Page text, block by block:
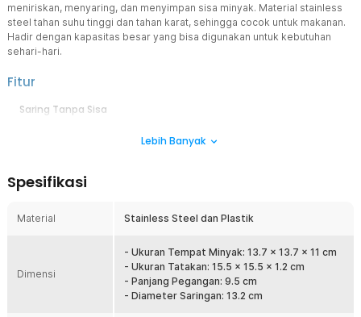
meniriskan, menyaring, dan menyimpan sisa minyak. Material stainless
steel tahan suhu tinggi dan tahan karat, sehingga cocok untuk makanan.
Hadir dengan kapasitas besar yang bisa digunakan untuk kebutuhan
sehari-hari.
Fitur
Saring Tanpa Sisa
minyak ini menggunakan mesh yang mampu membersihkan sisa
Simpan Minyak untuk Sehari-hari
untuk menyimpan sisa minyak setelah menggoreng aneka
makanan setelah digoreng.
Stainless Steel Anti Karat dan Higienis
Terbuat dari stainless steel, saringan minyak ini tidak mudah
berkarat meski digunakan untuk menyimpan berbagai jenis
Lebih Banyak
Spesifikasi
Material Stainless Steel dan Plastik
Dimensi
- Ukuran Tempat Minyak: 13.7 x 13.7 x 11 cm
- Ukuran Tatakan: 15.5 x 15.5 x 1.2 cm
- Panjang Pegangan: 9.5 cm
- Diameter Saringan: 13.2 cm